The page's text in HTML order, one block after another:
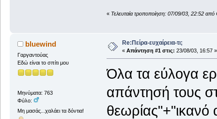
« Τελευταία τροποποίηση: 07/09/03, 22:52
bluewind
Γαργαντούας
Εδώ είναι το σπίτι μου
Μηνύματα: 763
Φύλο:
Μη μασάς...χαλάει τα δόντια!
Re:Πείρα-ευχαίρεια-τι;
« Απάντηση #1 στις: 23/08/03, 16:57 »
Όλα τα εύλογα
απάντησή τους
θεωρίας"+"ικανό